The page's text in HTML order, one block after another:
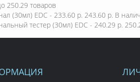
250.29 товаров
(30мл) EDC - 233.60 р. 243.60 р. В
тестер (30мл) EDC - 240.29 р.